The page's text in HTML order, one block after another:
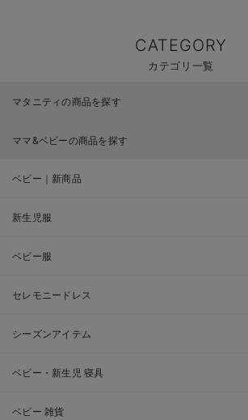
CATEGORY
カテゴリ一覧
マタニティの商品を探す
ママ&ベビーの商品を探す
ベビー｜新商品
新生児服
ベビー服
セレモニードレス
シーズンアイテム
ベビー・新生児 寝具
ベビー 雑貨